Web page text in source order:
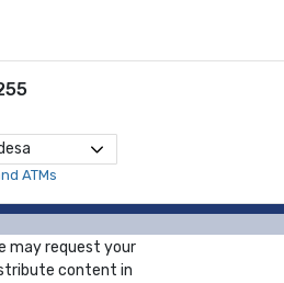
ATMs
may request your
content in